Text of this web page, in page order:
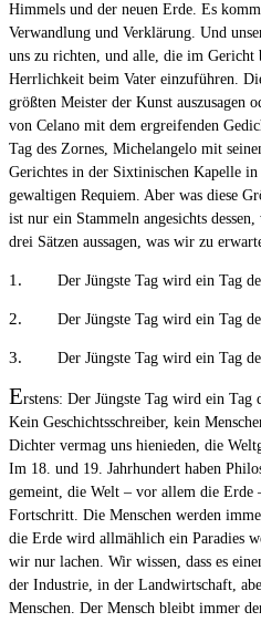
Himmels und der neuen Erde. Es
Verwandlung und Verklärung. Und
uns zu richten, und alle, die im Gericht
Herrlichkeit beim Vater einzuführen.
größten Meister der Kunst auszusagen
von Celano mit dem ergreifenden
Tag des Zornes, Michelangelo mit
Gerichtes in der Sixtinischen Kapelle
gewaltigen Requiem. Aber was diese
ist nur ein Stammeln angesichts
drei Sätzen aussagen, was wir zu
1. Der Jüngste Tag wird ein Tag
2. Der Jüngste Tag wird ein Tag
3. Der Jüngste Tag wird ein Tag
Erstens: Der Jüngste Tag wird ein
Kein Geschichtsschreiber, kein
Dichter vermag uns hienieden, die
Im 18. und 19. Jahrhundert haben
gemeint, die Welt – vor allem die Erde
Fortschritt. Die Menschen werden
die Erde wird allmählich ein Paradies
wir nur lachen. Wir wissen, dass es
der Industrie, in der Landwirtschaft,
Menschen. Der Mensch bleibt immer